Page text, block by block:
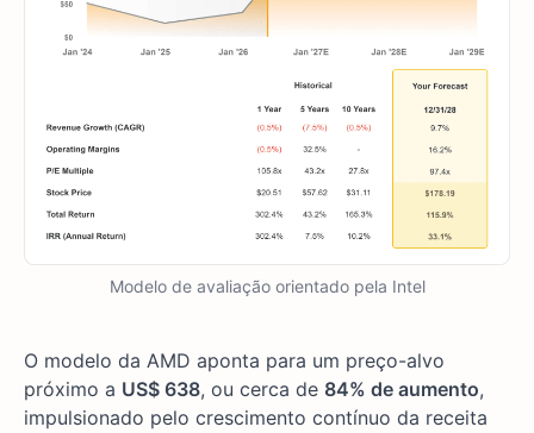
Modelo de avaliação orientado pela Intel
O modelo da AMD aponta para um preço-alvo
próximo a US$ 638, ou cerca de 84% de aumento,
impulsionado pelo crescimento contínuo da receita